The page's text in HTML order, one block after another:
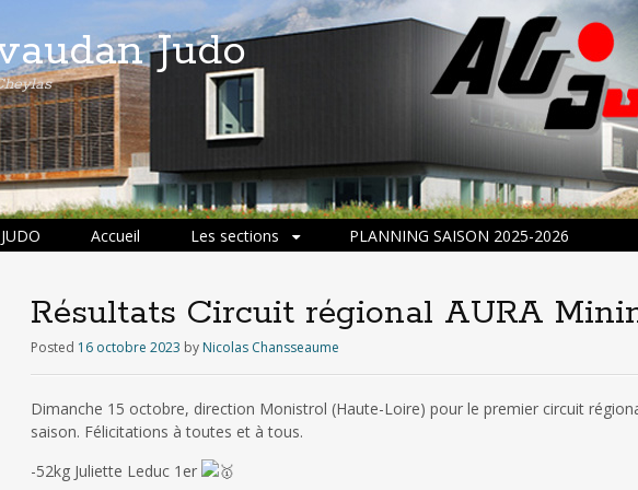
Judo
Accueil Les sections PLANNING SAISON 2025-2026
Résultats Circuit régional AURA
Posted 16 octobre 2023 by Nicolas Chansseaume
Dimanche 15 octobre, direction Monistrol (Haute-Loire) pour le premier circuit
saison. Félicitations à toutes et à tous.
-52kg Juliette Leduc 1er